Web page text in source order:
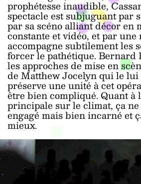
prophétesse inaudible,
spectacle est subjuguant par
par sa scéno alliant décor en
constante et vidéo, et par
accompagne subtilement les
forcer le pathétique. Bernard
les approches de mise en
de Matthew Jocelyn qui le
préserve une unité à cet
être bien compliqué. Quant à
principale sur le climat, ça ne
engagé mais bien incarné et
mieux.